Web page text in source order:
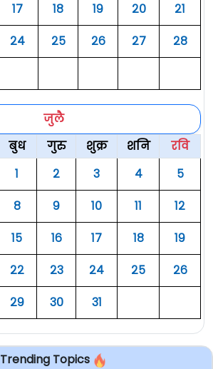
१७ १८ १९ २०
२१
२४ २५ २६ २७
२८
जुलै
बुध गुरु शुक्र शनि
रवि
१
२ ३ ४
५
८ ९ १० ११
१२
१५ १६ १७ १८
१९
२२ २३ २४ २५
२६
२९ ३० ३१
Trending Topics